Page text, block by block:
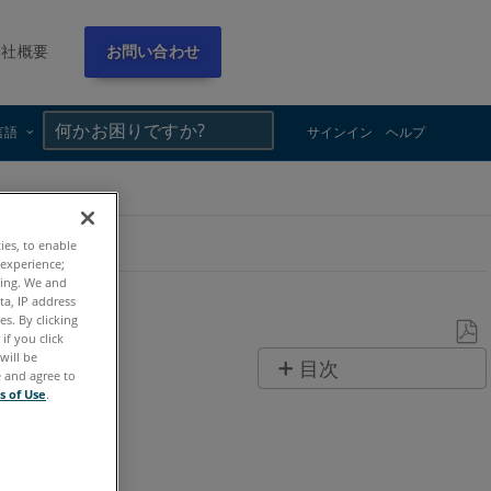
概要 お問い合わせ
語 サインイン ヘルプ
と
目次
to enable
We and
IP address
By clicking
if you click
be
and agree to
of Use.